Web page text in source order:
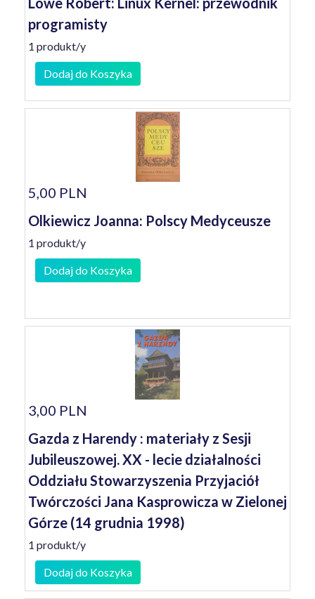
programisty
1 produkt/y
Dodaj do Koszyka
5,00 PLN
Olkiewicz Joanna: Polscy Medyceusze
1 produkt/y
Dodaj do Koszyka
3,00 PLN
Gazda z Harendy : materiały z Sesji
Jubileuszowej. XX - lecie działalności
Oddziału Stowarzyszenia Przyjaciół
Twórczości Jana Kasprowicza w Zielonej
Górze (14 grudnia 1998)
1 produkt/y
Dodaj do Koszyka